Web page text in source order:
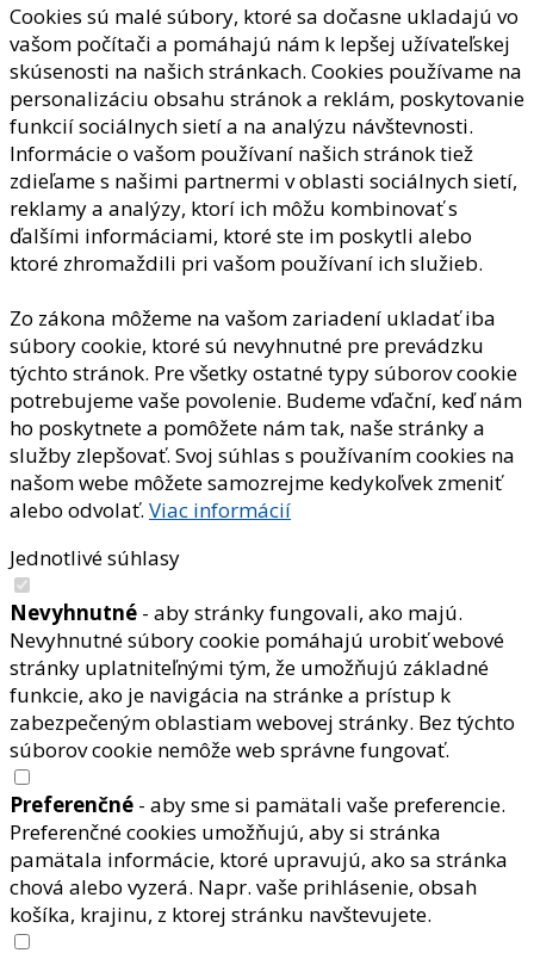
Cookies sú malé súbory, ktoré sa dočasne ukladajú vo
vašom počítači a pomáhajú nám k lepšej užívateľskej
skúsenosti na našich stránkach. Cookies používame na
personalizáciu obsahu stránok a reklám, poskytovanie
funkcií sociálnych sietí a na analýzu návštevnosti.
Informácie o vašom používaní našich stránok tiež
zdieľame s našimi partnermi v oblasti sociálnych sietí,
reklamy a analýzy, ktorí ich môžu kombinovať s
ďalšími informáciami, ktoré ste im poskytli alebo
ktoré zhromaždili pri vašom používaní ich služieb.
Zo zákona môžeme na vašom zariadení ukladať iba
súbory cookie, ktoré sú nevyhnutné pre prevádzku
týchto stránok. Pre všetky ostatné typy súborov cookie
potrebujeme vaše povolenie. Budeme vďační, keď nám
ho poskytnete a pomôžete nám tak, naše stránky a
služby zlepšovať. Svoj súhlas s používaním cookies na
našom webe môžete samozrejme kedykoľvek zmeniť
alebo odvolať. Viac informácií
Jednotlivé súhlasy
Nevyhnutné - aby stránky fungovali, ako majú.
Nevyhnutné súbory cookie pomáhajú urobiť webové
stránky uplatniteľnými tým, že umožňujú základné
funkcie, ako je navigácia na stránke a prístup k
zabezpečeným oblastiam webovej stránky. Bez týchto
súborov cookie nemôže web správne fungovať.
Preferenčné - aby sme si pamätali vaše preferencie.
Preferenčné cookies umožňujú, aby si stránka
pamätala informácie, ktoré upravujú, ako sa stránka
chová alebo vyzerá. Napr. vaše prihlásenie, obsah
košíka, krajinu, z ktorej stránku navštevujete.